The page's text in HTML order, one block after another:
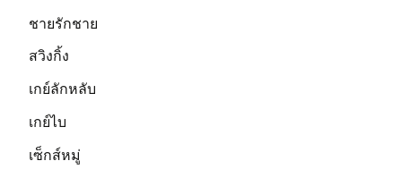
ชายรักชาย
สวิงกิ้ง
เกย์ลักหลับ
เกย์ไบ
เซ็กส์หมู่